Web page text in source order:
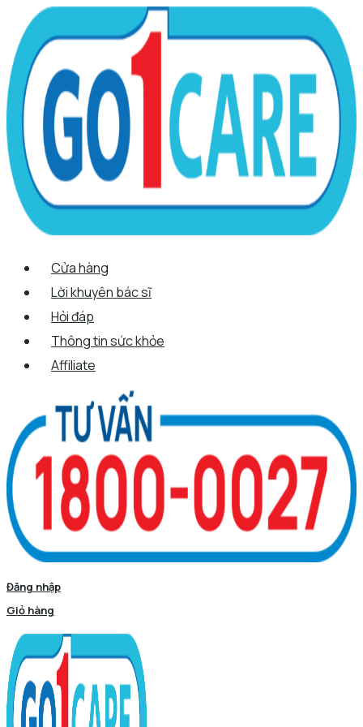
nội
dung
Menu
Cửa hàng
Lời khuyên bác sĩ
Hỏi đáp
Thông tin sức khỏe
Affiliate
Đăng nhập
Giỏ hàng
Quantity
Scroll
Up